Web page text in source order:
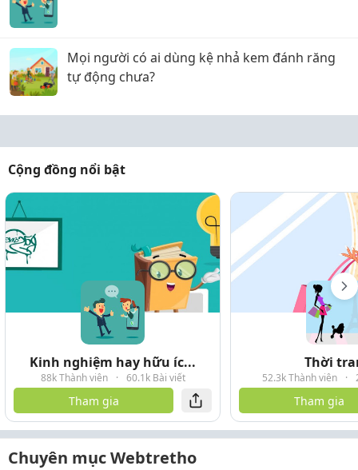
Mọi người có ai dùng kệ nhả kem đánh răng
tự động chưa?
Cộng đồng nổi bật
Kinh nghiệm hay hữu íc...
88k Thành viên · 60.1k Bài viết
Tham gia
Thời
52.3k Thành viên ·
Tham gia
Chuyên mục Webtretho